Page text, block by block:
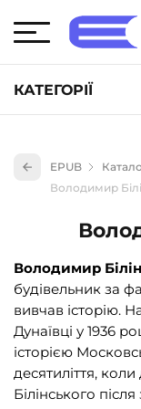
КАТЕГОРІЇ
Книги для дітей
Науково-
Навчальна
Енциклопедії,
Подарункові
EPUB
Володимир
Володимир
будівельник за
вивчав історію.
Дунаївці у 1936
історією
десятиліття,
Білінського